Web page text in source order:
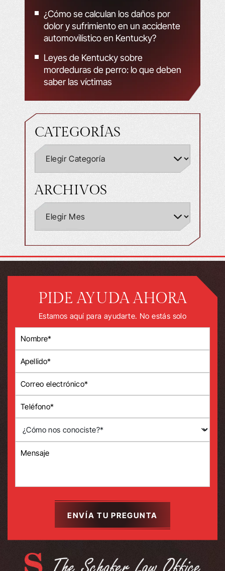
¿Cómo se calculan los daños por
dolor y sufrimiento en un accidente
automovilístico en Kentucky?
Leyes de Kentucky sobre
mordeduras de perro: lo que deben
saber las víctimas
CATEGORÍAS
ARCHIVOS
PIDE AYUDA AHORA
Estamos aquí para ayudarte. No estás solo